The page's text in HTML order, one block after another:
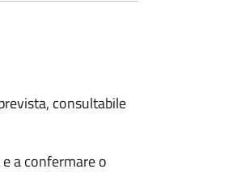
consultabile
a confermare o